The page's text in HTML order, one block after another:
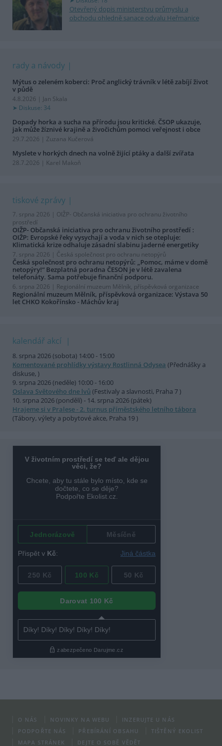
Otevřený dopis ministerstvu průmyslu a
obchodu ohledně sanace odvalu Heřmanice
rady a návody
Mýtus o zeleném koberci: Proč anglický trávník v létě zabíjí život
v půdě
4.8.2026 | Jan Skala
Diskuse: 34
Dopady horka a sucha na přírodu jsou kritické. ČSOP ukazuje,
jak může žíznivé krajině a živočichům pomoci veřejnost i obce
29.7.2026 | Zuzana Kučerová
Myslete v horkých dnech na volně žijící ptáky a další zvířata
28.7.2026 | Karel Makoň
tiskové zprávy
7. srpna 2026 | OIŽP- Občanská iniciativa pro ochranu životního
prostředí
OIŽP- Občanská iniciativa pro ochranu životního prostředí :
OIŽP: Evropské řeky vysychají a voda v nich se otepluje:
Klimatická krize odhaluje zásadní slabinu jaderné energetiky
7. srpna 2026 | Česká společnost pro ochranu netopýrů
Česká společnost pro ochranu netopýrů: „Pomoc, máme v domě
netopýry!“ Bezplatná poradna ČESON je v létě zavalena
telefonáty. Sama potřebuje finanční podporu.
6. srpna 2026 | Regionální muzeum Mělník, příspěvková organizace
Regionální muzeum Mělník, příspěvková organizace: Výstava 50
let CHKO Kokořínsko - Máchův kraj
kalendář akcí
8. srpna 2026 (sobota) 14:00 - 15:00
Komentované prohlídky výstavy Rostlinná Odysea (Přednášky a
diskuse, )
9. srpna 2026 (neděle) 10:00 - 16:00
Oslava Světového dne lvů (Festivaly a slavnosti, Praha 7 )
10. srpna 2026 (pondělí) - 14. srpna 2026 (pátek)
Hrajeme si v Pralese - 2. turnus příměstského letního tábora
(Tábory, výlety a pobytové akce, Praha 19 )
O NÁS NOVINKY NA WEBU
INZERUJTE U NÁS
PODPOŘTE NÁS
PŘEBÍRÁNÍ OBSAHU
TIŠTĚNÝ EKOLIST
MAPA STRÁNEK
DEJTE O SOBĚ VĚDĚT